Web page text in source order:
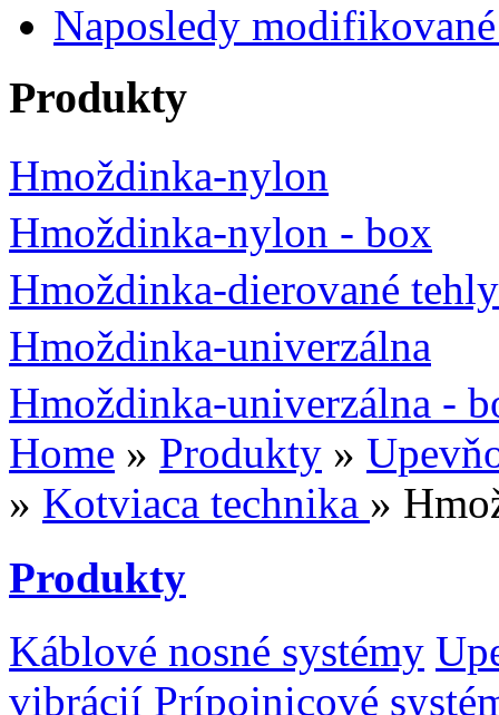
Naposledy
Produkty
Hmoždinka-nylon
Hmoždinka-nylon - box
Hmoždinka-dierované tehly
Hmoždinka-univerzálna
Hmoždinka-univerzálna -
Home » Produkty »
» Kotviaca technika »
Produkty
Káblové nosné systémy
vibrácií Prípojnicové